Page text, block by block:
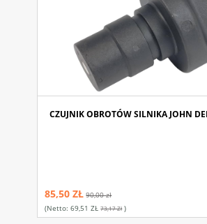
CZUJNIK OBROTÓW SILNIKA JOHN
85,50 ZŁ 90,00 zł
(netto:69,51 ZŁ 73,17 Zł)